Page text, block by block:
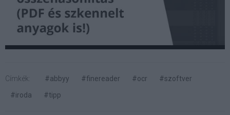
Címkék: #abbyy #finereader #ocr
#szoftver
#iroda
#tipp